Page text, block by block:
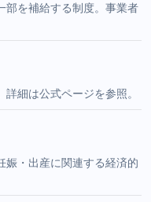
部を補給する制度。事業者
細は公式ページを参照。
娠・出産に関連する経済的